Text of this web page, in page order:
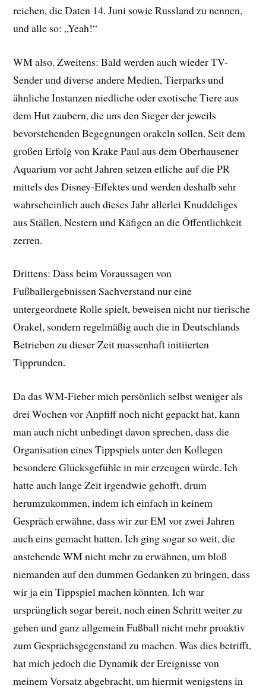
reichen, die Daten 14. Juni sowie Russland zu nennen,
und alle so: „Yeah!“
WM also. Zweitens: Bald werden auch wieder TV-
Sender und diverse andere Medien, Tierparks und
ähnliche Instanzen niedliche oder exotische Tiere aus
dem Hut zaubern, die uns den Sieger der jeweils
bevorstehenden Begegnungen orakeln sollen. Seit dem
großen Erfolg von Krake Paul aus dem Oberhausener
Aquarium vor acht Jahren setzen etliche auf die PR
mittels des Disney-Effektes und werden deshalb sehr
wahrscheinlich auch dieses Jahr allerlei Knuddeliges
aus Ställen, Nestern und Käfigen an die Öffentlichkeit
zerren.
Drittens: Dass beim Voraussagen von
Fußballergebnissen Sachverstand nur eine
untergeordnete Rolle spielt, beweisen nicht nur tierische
Orakel, sondern regelmäßig auch die in Deutschlands
Betrieben zu dieser Zeit massenhaft initiierten
Tipprunden.
Da das WM-Fieber mich persönlich selbst weniger als
drei Wochen vor Anpfiff noch nicht gepackt hat, kann
man auch nicht unbedingt davon sprechen, dass die
Organisation eines Tippspiels unter den Kollegen
besondere Glücksgefühle in mir erzeugen würde. Ich
hatte auch lange Zeit irgendwie gehofft, drum
herumzukommen, indem ich einfach in keinem
Gespräch erwähne, dass wir zur EM vor zwei Jahren
auch eins gemacht hatten. Ich ging sogar so weit, die
anstehende WM nicht mehr zu erwähnen, um bloß
niemanden auf den dummen Gedanken zu bringen, dass
wir ja ein Tippspiel machen könnten. Ich war
ursprünglich sogar bereit, noch einen Schritt weiter zu
gehen und ganz allgemein Fußball nicht mehr proaktiv
zum Gesprächsgegenstand zu machen. Was dies betrifft,
hat mich jedoch die Dynamik der Ereignisse von
meinem Vorsatz abgebracht, um hiermit wenigstens in